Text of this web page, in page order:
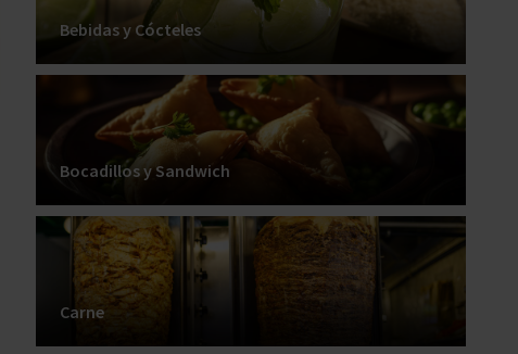
Bebidas y Cócteles
Bocadillos y Sandwich
Carne